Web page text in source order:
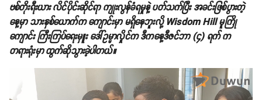
ဗစ်တိုးရီးယား လိင်ပိုင်းဆိုင်ရာ ကျုးလွန်ခံရမှုနဲ့ ပတ်သက်ပြီး အခင်းဖြစ်ပွားတဲ့
နေ့မှာ သားနှစ်ယောက်က ကျောင်းမှာ မရှိနေဘူးလို့ Wisdom Hill မူကြို
ကျောင်း ကြီးကြပ်ရေးမှူး ဒေါ်ဥမ္မာလှိုင်က ဒီကနေ့ဒီဇင်ဘာ (၄) ရက် က
တရားရုံးမှာ ထွက်ဆိုသွားခဲ့ပါတယ်။